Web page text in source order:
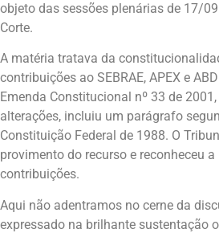
objeto das sessões plenárias de 17/
Corte.
A matéria tratava da
contribuições ao SEBRAE, APEX e
Emenda Constitucional nº 33 de
alterações, incluiu um parágrafo
Constituição Federal de 1988. O
provimento do recurso e reconheceu
contribuições.
Aqui não adentramos no cerne da
expressado na brilhante sustentação